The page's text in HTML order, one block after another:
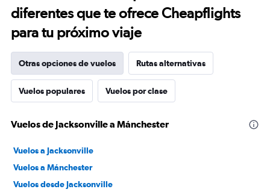
diferentes que te ofrece Cheapflights
para tu próximo viaje
Otras opciones de vuelos Rutas alternativas
Vuelos populares Vuelos por clase
Vuelos de Jacksonville a Mánchester
Vuelos a Jacksonville
Vuelos a Mánchester
Vuelos desde Jacksonville